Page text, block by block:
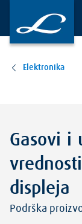
Elektronika
Gasovi i
displeja
Podrška